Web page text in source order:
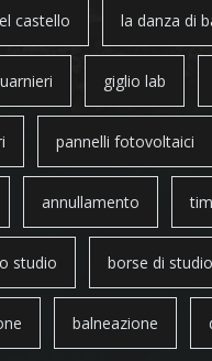
castello la danza di
giglio lab
pannelli fotovoltaici
annullamento tim
studio borse di studio
balneazione